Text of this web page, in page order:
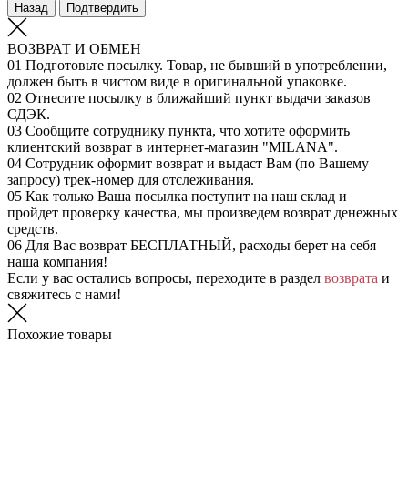
Назад Подтвердить
ВОЗВРАТ И ОБМЕН
01 Подготовьте посылку. Товар, не бывший в употреблении,
должен быть в чистом виде в оригинальной упаковке.
02 Отнесите посылку в ближайший пункт выдачи заказов
СДЭК.
03 Сообщите сотруднику пункта, что хотите оформить
клиентский возврат в интернет-магазин "MILANA".
04 Сотрудник оформит возврат и выдаст Вам (по Вашему
запросу) трек-номер для отслеживания.
05 Как только Ваша посылка поступит на наш склад и
пройдет проверку качества, мы произведем возврат денежных
средств.
06 Для Вас возврат БЕСПЛАТНЫЙ, расходы берет на себя
наша компания!
Если у вас остались вопросы, переходите в раздел возврата и
свяжитесь с нами!
Похожие товары